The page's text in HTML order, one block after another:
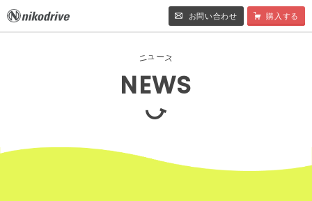
お問い合わせ 購入する
ニュ ース
NEWS